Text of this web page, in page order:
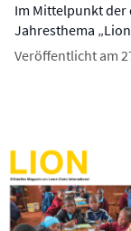
Im Mittelpunkt der
Jahresthema
Veröffentlicht am